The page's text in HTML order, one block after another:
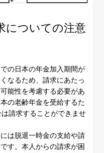
についての注意
の日本の年金加入期間が
なるため、請求にあたっ
能性を考慮する必要があ
の老齢年金を受給するた
請求することができませ
は脱退一時金の支給や請
す。本人からの請求が困